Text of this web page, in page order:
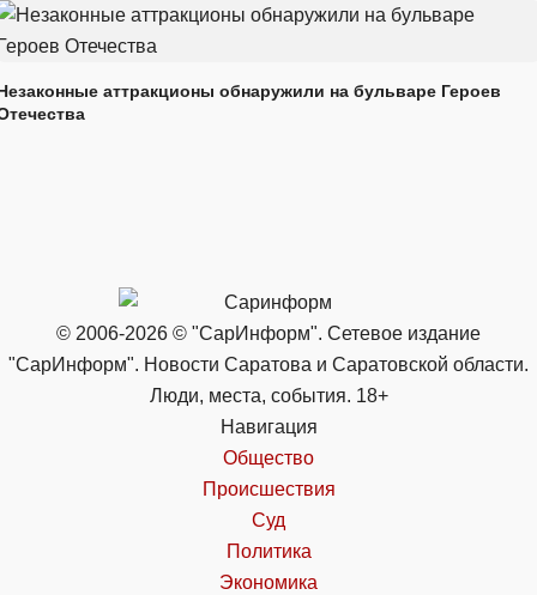
аттракционы обнаружили на бульваре Героев
© 2006-2026 © "СарИнформ". Сетевое издание
"СарИнформ". Новости Саратова и Саратовской области.
Люди, места, события. 18+
Навигация
Общество
Происшествия
Суд
Политика
Экономика